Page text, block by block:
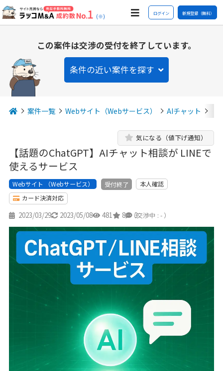
(※) ログイン 新規登録（無料）
この案件は交渉の受付を終了しています。
条件の近い案件を探す
案件一覧 Webサイト（Webサービス） AIチャット
【話題のChatGPT】AIチャット相談が LINEで
使えるサービス
気になる（値下げ通知）
Webサイト （Webサービス） 受付終了
本人確認
カード決済対応
2023/03/29 2023/05/08 481 8 3
（交渉中 : - ）